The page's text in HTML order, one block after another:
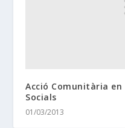
Acció Comunitària en
Socials
01/03/2013